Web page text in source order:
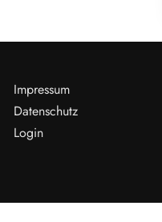
Impressum
Datenschutz
Login